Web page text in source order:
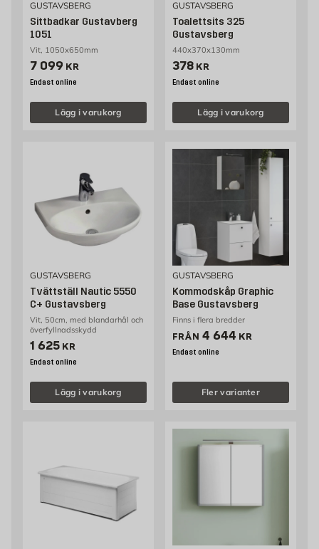
GUSTAVSBERG
Sittbadkar Gustavberg
1051
Vit, 1050x650mm
Pris 7099 kr
7 099 KR
Endast online
Lägg i varukorg
GUSTAVSBERG
Toalettsits 325
Gustavsberg
440x370x130mm
Pris 378 kr
378 KR
Endast online
Lägg i varukorg
GUSTAVSBERG
Tvättställ Nautic 5550
C+ Gustavsberg
Vit, 50cm, med blandarhål och
överfyllnadsskydd
Pris 1625 kr
1 625 KR
Endast online
Lägg i varukorg
GUSTAVSBERG
Kommodskåp Graphic
Base Gustavsberg
Finns i flera bredder
FRÅN Pris 4644 kr
4 644 KR
Endast online
Fler varianter